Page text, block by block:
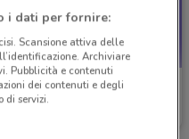
Idexe
i dati per fornire:
Scansione attiva delle
Archiviare
Pubblicità e contenuti
dei contenuti e degli
di servizi.